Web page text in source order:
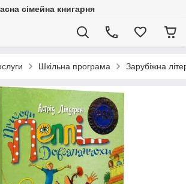
сімейна книгарня
Шкільна програма Зарубіжна